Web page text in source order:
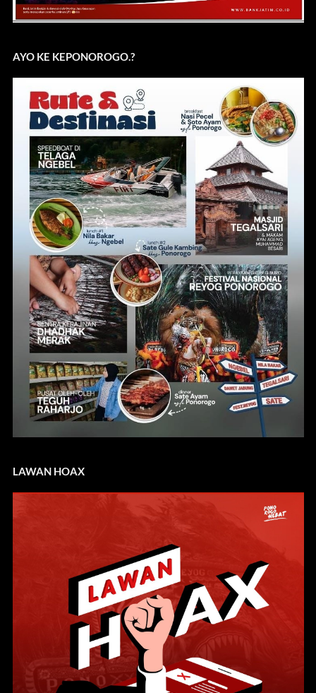
AYO KE KEPONOROGO.?
LAWAN HOAX